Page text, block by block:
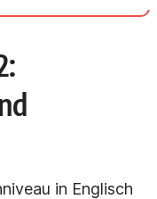
in Englisch